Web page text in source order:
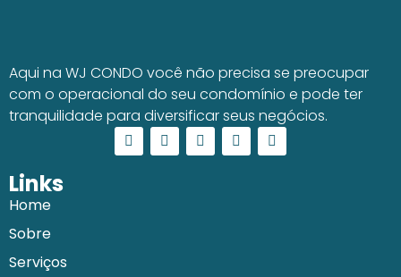
Aqui na WJ CONDO você não precisa se preocupar
com o operacional do seu condomínio e pode ter
tranquilidade para diversificar seus negócios.
Links
Home
Sobre
Serviços